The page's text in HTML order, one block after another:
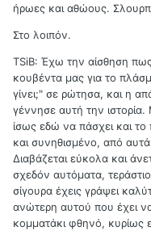
ήρωες και αθώους.
Στο λοιπόν.
TSiB: Έχω την αίσθηση
κουβέντα μας για το
γίνει;" σε ρώτησα, και η
γέννησε αυτή την
ίσως εδώ να πάσχει και το
και συνηθισμένο, από
Διαβάζεται εύκολα και
σχεδόν αυτόματα,
σίγουρα έχεις γράψει
ανώτερη αυτού που έχει
κομματάκι φθηνό, κυρίως